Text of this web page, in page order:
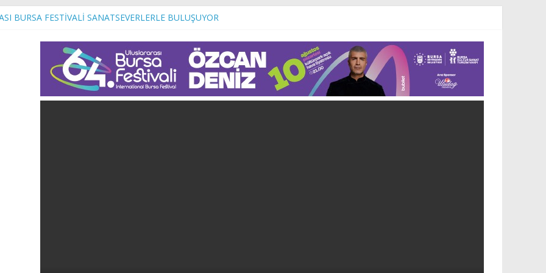
BURSA FESTİVALİ SANATSEVERLERLE BULUŞUYOR
kalite ve konfor artıyor!
Bayisi Törenle Açıldı
toplu sözleşme açıklaması